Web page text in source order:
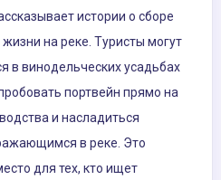
истории о сборе
на реке. Туристы могут
в винодельческих усадьбах
портвейн прямо на
и насладиться
в реке. Это
для тех, кто ищет